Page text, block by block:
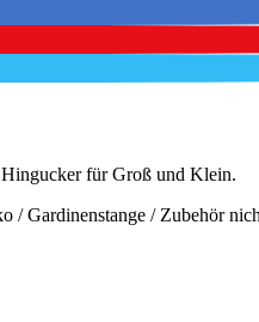
für Groß und Klein.
Gardinenstange / Zubehör